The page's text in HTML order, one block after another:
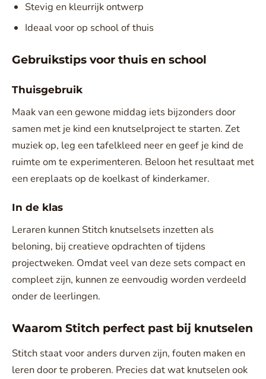
Stevig en kleurrijk ontwerp
Ideaal voor op school of thuis
Gebruikstips voor thuis en school
Thuisgebruik
Maak van een gewone middag iets bijzonders door
samen met je kind een knutselproject te starten. Zet
muziek op, leg een tafelkleed neer en geef je kind de
ruimte om te experimenteren. Beloon het resultaat met
een ereplaats op de koelkast of kinderkamer.
In de klas
Leraren kunnen Stitch knutselsets inzetten als
beloning, bij creatieve opdrachten of tijdens
projectweken. Omdat veel van deze sets compact en
compleet zijn, kunnen ze eenvoudig worden verdeeld
onder de leerlingen.
Waarom Stitch perfect past bij knutselen
Stitch staat voor anders durven zijn, fouten maken en
leren door te proberen. Precies dat wat knutselen ook